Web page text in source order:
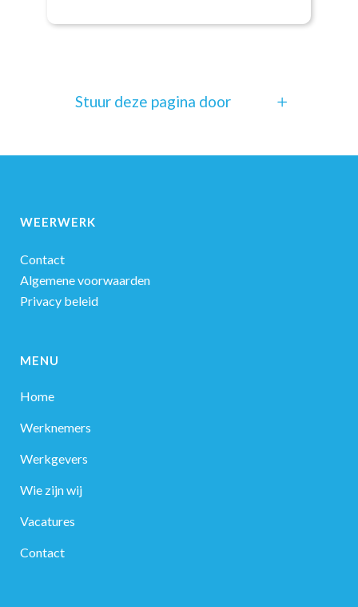
Stuur deze pagina door
WEERWERK
Contact
Algemene voorwaarden
Privacy beleid
MENU
Home
Werknemers
Werkgevers
Wie zijn wij
Vacatures
Contact